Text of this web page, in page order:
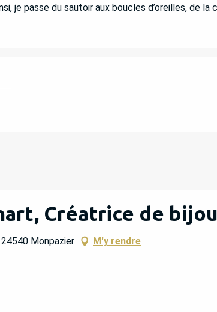
je passe du sautoir aux boucles d’oreilles, de la
PRESTATIONS
Créatrice de
Monpazier M'y rendre